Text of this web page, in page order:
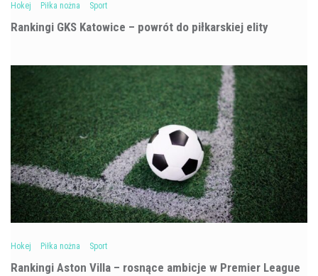
Hokej Piłka nożna Sport
Rankingi GKS Katowice – powrót do piłkarskiej elity
Hokej Piłka nożna Sport
Rankingi Aston Villa – rosnące ambicje w Premier League